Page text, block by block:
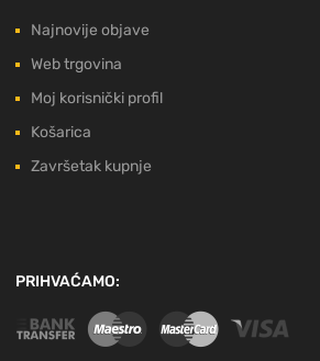
Najnovije objave
Web trgovina
Moj korisnički profil
Košarica
Završetak kupnje
PRIHVAĆAMO: